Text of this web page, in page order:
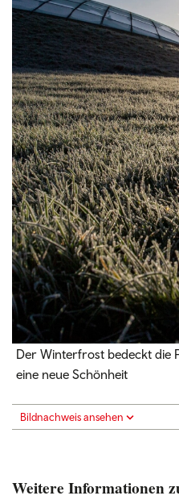
Der Winterfrost bedeckt die
eine neue Schönheit
Bildnachweis ansehen
Weitere Informationen